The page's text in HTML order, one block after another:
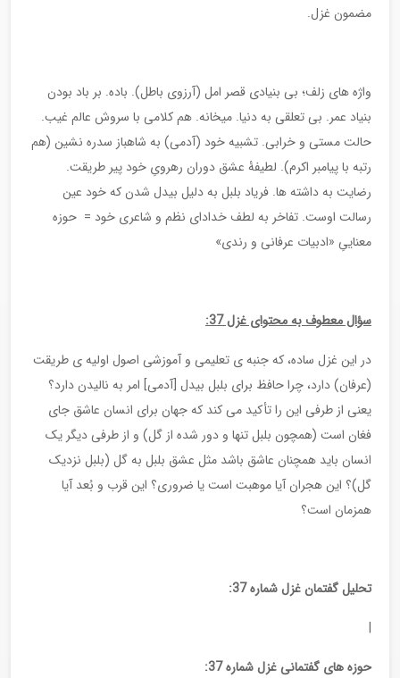
مضمون غزل.
واژه های زلف؛ بی بنیادی قصر امل (آرزوی باطل). باده. بر باد بودن
بنیاد عمر. بی تعلقی به دنیا. میخانه. هم کلامی با سروش عالم غیب.
حالت مستی و خرابی. تشبیه خود (آدمی) به شاهباز سدره نشین (هم
رتبه با پیامبر اکرم). لطیفۀ عشق دوران رهرویِ خود پیر طریقت.
رضایت به داشته ها. فریاد بلبل به دلیل بیدل شدن که خود عین
رسالت اوست. تفاخر به لطف خدادای نظم و شاعری خود = حوزه
معناییِ «ادبیات عرفانی و رندی»
سؤال معطوف به محتوای غزل 37:
در این غزل ساده، که جنبه ی تعلیمی و آموزشی اصول اولیه ی طریقت
(عرفان) دارد، چرا حافظ برای بلبل بیدل [آدمی] امر به نالیدن دارد؟
یعنی از طرفی این را تأکید می کند که جهان برای انسان عاشق جای
فغان است (همچون بلبل تنها و دور شده از گل) و از طرفی دیگر یک
انسان باید همچنان عاشق باشد مثل عشق بلبل به گل (بلبل نزدیک
گل)؟ این هجران آیا موهبت است یا ضروری؟ این قرب و بُعد آیا
همزمان است؟
تحلیل گفتمان غزل شماره 37:
|
حوزه های گفتمانی غزل شماره 37: